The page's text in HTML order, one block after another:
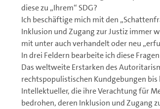
diese zu „Ihrem“ SDG?
Ich beschäftige mich mit den
Inklusion und Zugang zur Justiz immer
mit unter auch verhandelt oder neu
In drei Feldern bearbeite ich diese
Das weltweite Erstarken des
rechtspopulistischen Kundgebungen
Intellektueller, die ihre Verachtung für
bedrohen, deren Inklusion und Zugang